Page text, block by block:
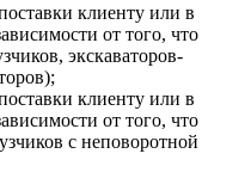
клиенту или в
от того, что
экскаваторов-
клиенту или в
от того, что
с неповоротной